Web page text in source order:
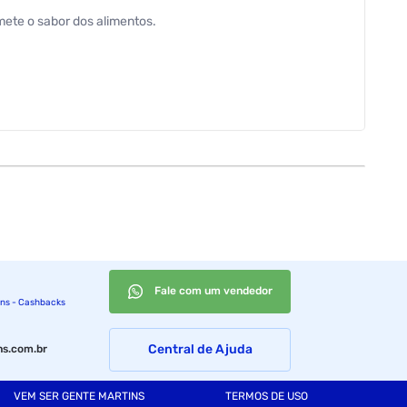
o sabor dos alimentos.
- Cashbacks
Fale com um vendedor
Central de Ajuda
VEM SER GENTE MARTINS TERMOS DE USO